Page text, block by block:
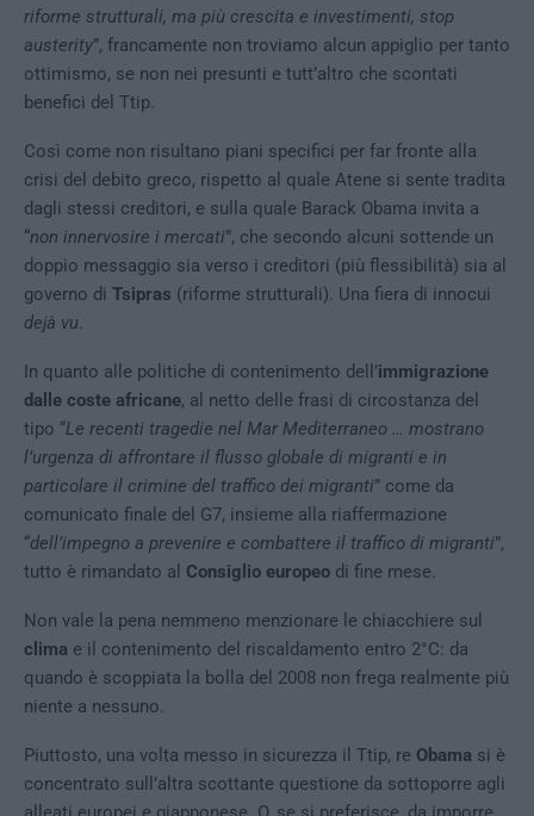
riforme strutturali, ma più crescita e investimenti, stop
austerity”, francamente non troviamo alcun appiglio per tanto
ottimismo, se non nei presunti e tutt’altro che scontati
benefici del Ttip.
Così come non risultano piani specifici per far fronte alla
crisi del debito greco, rispetto al quale Atene si sente tradita
dagli stessi creditori, e sulla quale Barack Obama invita a
“non innervosire i mercati”, che secondo alcuni sottende un
doppio messaggio sia verso i creditori (più flessibilità) sia al
governo di Tsipras (riforme strutturali). Una fiera di innocui
dejà vu
In quanto alle politiche di contenimento dell’immigrazione
dalle coste africane, al netto delle frasi di circostanza del
tipo “Le recenti tragedie nel Mar Mediterraneo … mostrano
l’urgenza di affrontare il flusso globale di migranti e in
particolare il crimine del traffico dei migranti” come da
comunicato finale del G7, insieme alla riaffermazione
“dell’impegno a prevenire e combattere il traffico di migranti”,
tutto è rimandato al Consiglio europeo di fine mese.
Non vale la pena nemmeno menzionare le chiacchiere sul
clima e il contenimento del riscaldamento entro 2°C: da
quando è scoppiata la bolla del 2008 non frega realmente più
niente a nessuno.
Piuttosto, una volta messo in sicurezza il Ttip, re Obama si è
concentrato sull’altra scottante questione da sottoporre agli